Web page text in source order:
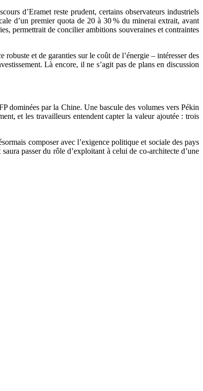
d’Eramet reste prudent, certains observateurs industriels
d’un premier quota de 20 à 30 % du minerai extrait, avant
permettrait de concilier ambitions souveraines et contraintes
et de garanties sur le coût de l’énergie – intéresser des
Là encore, il ne s’agit pas de plans en discussion
dominées par la Chine. Une bascule des volumes vers Pékin
et les travailleurs entendent capter la valeur ajoutée : trois
composer avec l’exigence politique et sociale des pays
passer du rôle d’exploitant à celui de co-architecte d’une